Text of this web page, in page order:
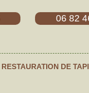
06 82
RESTAURATION DE